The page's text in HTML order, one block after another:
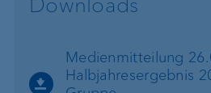
Medienmitteilung
Halbjahresergebnis